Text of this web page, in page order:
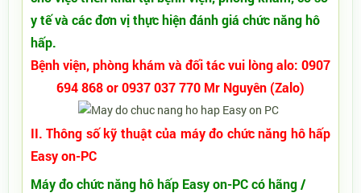
y tế và các đơn vị thực hiện đánh giá chức năng hô
hấp.
Bệnh viện, phòng khám và đối tác vui lòng alo: 0907
694 868 or 0937 037 770 Mr Nguyên (Zalo)
II. Thông số kỹ thuật của máy đo chức năng hô hấp
Easy on-PC
Máy đo chức năng hô hấp Easy on-PC có hãng /